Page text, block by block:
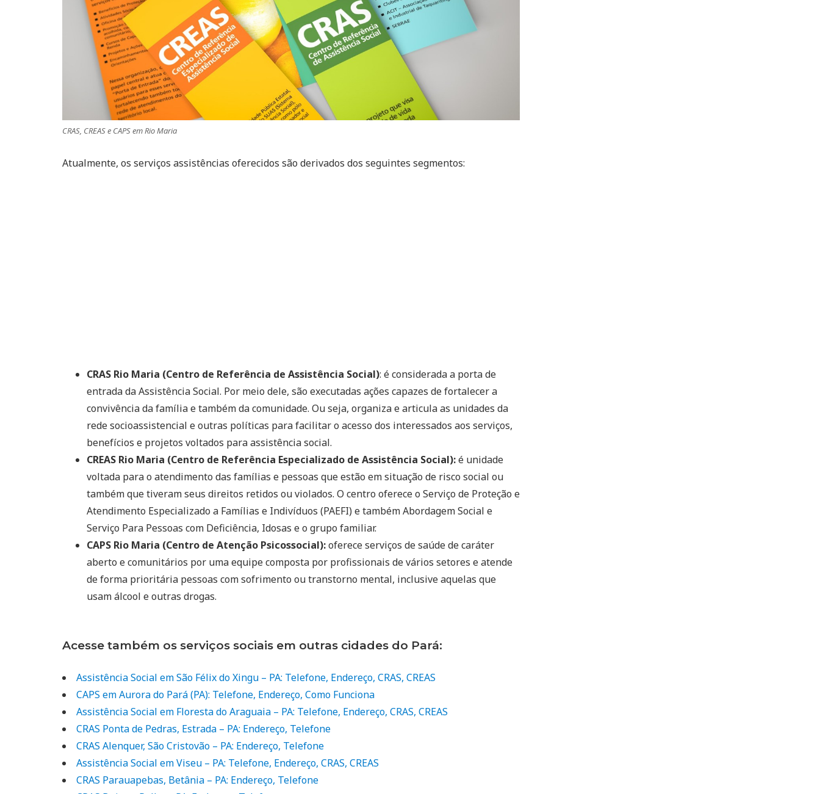
CRAS, CREAS e CAPS em Rio Maria
Atualmente, os serviços assistências oferecidos são derivados dos seguintes segmentos:
CRAS Rio Maria (Centro de Referência de Assistência Social): é considerada a porta de
entrada da Assistência Social. Por meio dele, são executadas ações capazes de fortalecer a
convivência da família e também da comunidade. Ou seja, organiza e articula as unidades da
rede socioassistencial e outras políticas para facilitar o acesso dos interessados aos serviços,
benefícios e projetos voltados para assistência social.
CREAS Rio Maria (Centro de Referência Especializado de Assistência Social):é unidade
voltada para o atendimento das famílias e pessoas que estão em situação de risco social ou
também que tiveram seus direitos retidos ou violados. O centro oferece o Serviço de Proteção e
Atendimento Especializado a Famílias e Indivíduos (PAEFI) e também Abordagem Social e
Serviço Para Pessoas com Deficiência, Idosas e o grupo familiar.
CAPS Rio Maria (Centro de Atenção Psicossocial):oferece serviços de saúde de caráter
aberto e comunitários por uma equipe composta por profissionais de vários setores e atende
de forma prioritária pessoas com sofrimento ou transtorno mental, inclusive aquelas que
usam álcool e outras drogas.
Acesse também os serviços sociais em outras cidades do Pará:
Assistência Social em São Félix do Xingu – PA: Telefone, Endereço, CRAS, CREAS
CAPS em Aurora do Pará (PA): Telefone, Endereço, Como Funciona
Assistência Social em Floresta do Araguaia – PA: Telefone, Endereço, CRAS, CREAS
CRAS Ponta de Pedras, Estrada – PA: Endereço, Telefone
CRAS Alenquer, São Cristovão – PA: Endereço, Telefone
Assistência Social em Viseu – PA: Telefone, Endereço, CRAS, CREAS
CRAS Parauapebas, Betânia – PA: Endereço, Telefone